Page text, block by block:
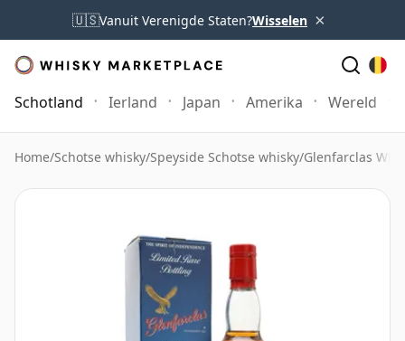
🇺🇸Vanuit Verenigde Staten?Wisselen ×
Schotland Ierland Japan Amerika Wereld
Home/Schotse whisky/Speyside Schotse whisky/Glenfarclas